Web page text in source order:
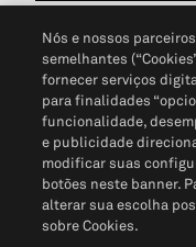
Política de Privacidade
Não Venda Minhas
Nós e nossos
semelhantes
fornecer serviços
para finalidades
funcionalidade,
e publicidade
modificar suas
botões neste banner.
alterar sua escolha
sobre Cookies.